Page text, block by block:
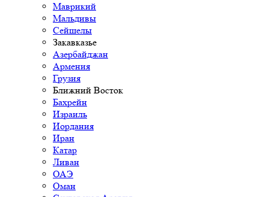
Маврикий
Мальдивы
Сейшелы
Закавказье
Азербайджан
Армения
Грузия
Ближний Восток
Бахрейн
Израиль
Иордания
Иран
Катар
Ливан
ОАЭ
Оман